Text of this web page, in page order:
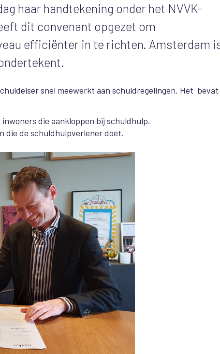
haar handtekening onder het NVVK-
dit convenant opgezet om
efficiënter in te richten. Amsterdam
snel meewerkt aan schuldregelingen. Het bevat
die aankloppen bij schuldhulp.
die de schuldhulpverlener doet.